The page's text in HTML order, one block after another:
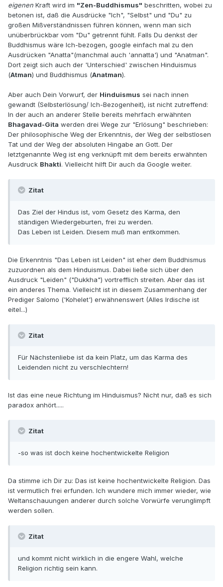
eigenen Kraft wird im "Zen-Buddhismus" beschritten, wobei zu
betonen ist, daß die Ausdrücke "Ich", "Selbst" und "Du" zu
großen Mißverständnissen führen können, wenn man sich
unüberbrückbar vom "Du" getrennt fühlt. Falls Du denkst der
Buddhismus wäre Ich-bezogen, google einfach mal zu den
Ausdrücken "Anatta"(manchmal auch 'annatta') und "Anatman".
Dort zeigt sich auch der 'Unterschied' zwischen Hinduismus
(Atman) und Buddhismus (Anatman).
Aber auch Dein Vorwurf, der Hinduismus sei nach innen
gewandt (Selbsterlösung/ Ich-Bezogenheit), ist nicht zutreffend:
In der auch an anderer Stelle bereits mehrfach erwähnten
Bhagavad-Gita werden drei Wege zur "Erlösung" beschrieben:
Der philosophische Weg der Erkenntnis, der Weg der selbstlosen
Tat und der Weg der absoluten Hingabe an Gott. Der
letztgenannte Weg ist eng verknüpft mit dem bereits erwähnten
Ausdruck Bhakti. Vielleicht hilft Dir auch da Google weiter.
Zitat
Das Ziel der Hindus ist, vom Gesetz des Karma, den
ständigen Wiedergeburten, frei zu werden.
Das Leben ist Leiden. Diesem muß man entkommen.
Die Erkenntnis "Das Leben ist Leiden" ist eher dem Buddhismus
zuzuordnen als dem Hinduismus. Dabei ließe sich über den
Ausdruck "Leiden" ("Dukkha") vortrefflich streiten. Aber das ist
ein anderes Thema. Vielleicht ist in diesem Zusammenhang der
Prediger Salomo ('Kohelet') erwähnenswert (Alles Irdische ist
eitel...)
Zitat
Für Nächstenliebe ist da kein Platz, um das Karma des
Leidenden nicht zu verschlechtern!
Ist das eine neue Richtung im Hinduismus? Nicht nur, daß es sich
paradox anhört.....
Zitat
-so was ist doch keine hochentwickelte Religion
Da stimme ich Dir zu: Das ist keine hochentwickelte Religion. Das
ist vermutlich frei erfunden. Ich wundere mich immer wieder, wie
Weltanschauungen anderer durch solche Vorwürfe verunglimpft
werden sollen.
Zitat
und kommt nicht wirklich in die engere Wahl, welche
Religion richtig sein kann.